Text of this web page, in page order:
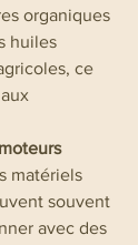
organiques
huiles
ce
matériels
souvent
avec des